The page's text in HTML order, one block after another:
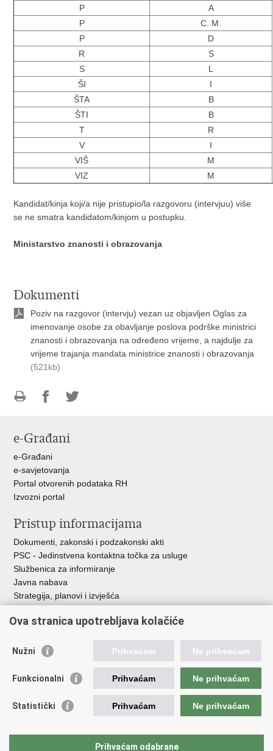
P
A
P
C. M.
P
D
R
S
S
L
ŠI
I
ŠTA
B
ŠTI
B
T
R
V
I
VIŠ
M
VIZ
M
Kandidat/kinja koji/a nije pristupio/la razgovoru (intervjuu) više
se ne smatra kandidatom/kinjom u postupku.
Ministarstvo znanosti i obrazovanja
Dokumenti
Poziv na razgovor (intervju) vezan uz objavljen Oglas za
imenovanje osobe za obavljanje poslova podrške ministrici
znanosti i obrazovanja na određeno vrijeme, a najdulje za
vrijeme trajanja mandata ministrice znanosti i obrazovanja
(521kb)
FacebookuTwitteru
e-Građani
e-Građani
e-savjetovanja
Portal otvorenih podataka RH
Izvozni portal
Pristup informacijama
Dokumenti, zakonski i podzakonski akti
PSC - Jedinstvena kontaktna točka za usluge
Službenica za informiranje
Javna nabava
Strategija, planovi i izvješća
Korisne poveznice
Vlada RH
ASOO
CARNET
Ova stranica upotrebljava kolačiće
Nužni Prihvaćam Ne prihvaćam
Funkcionalni Prihvaćam Ne prihvaćam
Statistički Prihvaćam Ne prihvaćam
Prihvaćam odabrane